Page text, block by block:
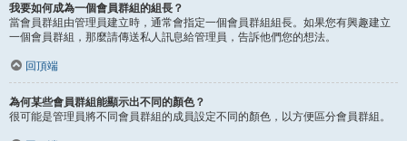
我要如何成為一個會員群組的組長？
當會員群組由管理員建立時，通常會指定一個會員群組組長。如果您有興趣建立
一個會員群組，那麼請傳送私人訊息給管理員，告訴他們您的想法。
回頂端
為何某些會員群組能顯示出不同的顏色？
很可能是管理員將不同會員群組的成員設定不同的顏色，以方便區分會員群組。